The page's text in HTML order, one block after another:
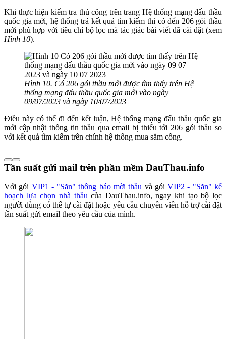
Khi thực hiện kiểm tra thủ công trên trang Hệ thống mạng đấu thầu
quốc gia mới, hệ thống trả kết quả tìm kiếm thì có đến 206 gói thầu
mới phù hợp với tiêu chí bộ lọc mà tác giác bài viết đã cài đặt (xem
Hình 10).
Hình 10. Có 206 gói thầu mới được tìm thấy trên Hệ
thống mạng đấu thầu quốc gia mới vào ngày
09/07/2023 và ngày 10/07/2023
Điều này có thể đi đến kết luận, Hệ thống mạng đấu thầu quốc gia
mới cập nhật thông tin thầu qua email bị thiếu tới 206 gói thầu so
với kết quả tìm kiếm trên chính hệ thống mua sắm công.
Tần suất gửi mail trên phần mềm DauThau.info
Với gói VIP1 - "Săn" thông báo mời thầu và góiVIP2 - "Săn" kế
hoạch lựa chọn nhà thầucủa DauThau.info, ngay khi tạo bộ lọc
người dùng có thể tự cài đặt hoặc yêu cầu chuyên viên hỗ trợ cài đặt
tần suất gửi email theo yêu cầu của mình.